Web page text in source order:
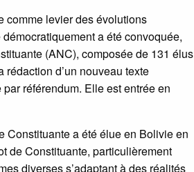
comme levier des évolutions
a été convoquée,
(ANC), composée de 131 élus
d’un nouveau texte
référendum. Elle est entrée en
Constituante a été élue en Bolivie en
de Constituante, particulièrement
diverses s’adaptant à des réalités